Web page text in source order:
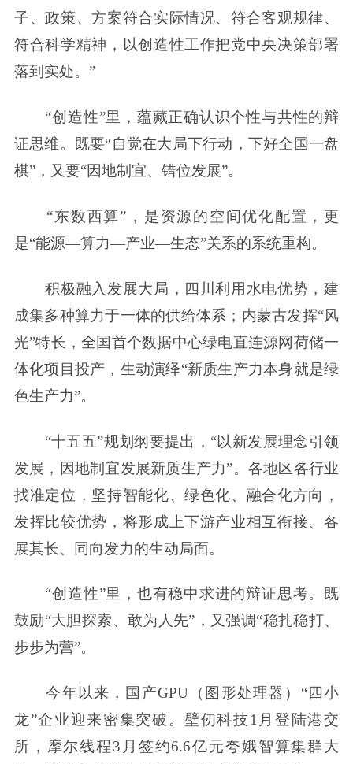
子、政策、方案符合实际情况、符合客观规律、
符合科学精神，以创造性工作把党中央决策部署
落到实处。”
“创造性”里，蕴藏正确认识个性与共性的辩
证思维。既要“自觉在大局下行动，下好全国一盘
棋”，又要“因地制宜、错位发展”。
“东数西算”，是资源的空间优化配置，更
是“能源—算力—产业—生态”关系的系统重构。
积极融入发展大局，四川利用水电优势，建
成集多种算力于一体的供给体系；内蒙古发挥“风
光”特长，全国首个数据中心绿电直连源网荷储一
体化项目投产，生动演绎“新质生产力本身就是绿
色生产力”。
“十五五”规划纲要提出，“以新发展理念引领
发展，因地制宜发展新质生产力”。各地区各行业
找准定位，坚持智能化、绿色化、融合化方向，
发挥比较优势，将形成上下游产业相互衔接、各
展其长、同向发力的生动局面。
“创造性”里，也有稳中求进的辩证思考。既
鼓励“大胆探索、敢为人先”，又强调“稳扎稳打、
步步为营”。
今年以来，国产GPU（图形处理器）“四小
龙”企业迎来密集突破。壁仞科技1月登陆港交
所，摩尔线程3月签约6.6亿元夸娥智算集群大